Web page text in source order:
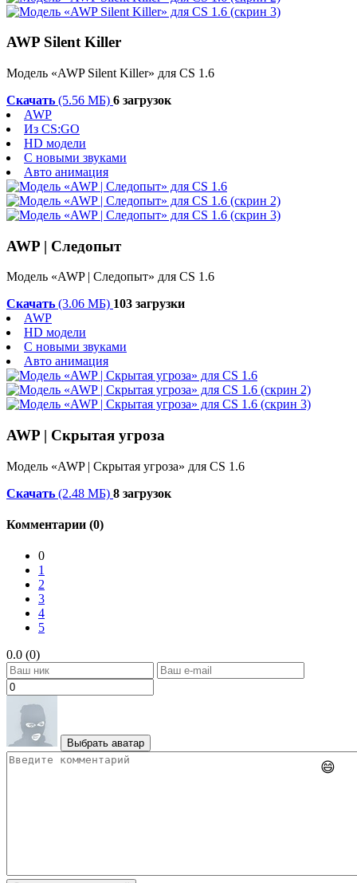
AWP Silent Killer
Модель «AWP Silent Killer» для CS 1.6
Скачать (5.56 МБ) 6 загрузок
AWP
Из CS:GO
HD модели
С новыми звуками
Авто анимация
AWP | Следопыт
Модель «AWP | Следопыт» для CS 1.6
Скачать (3.06 МБ) 103 загрузки
AWP
HD модели
С новыми звуками
Авто анимация
AWP | Скрытая угроза
Модель «AWP | Скрытая угроза» для CS 1.6
Скачать (2.48 МБ) 8 загрузок
Комментарии (0)
0
1
2
3
4
5
0.0 (0)
Выбрать аватар
😄